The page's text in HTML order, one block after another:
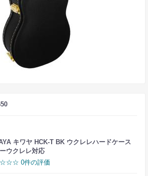
キワヤ HCK-T BK ウクレレハードケース
ウクレレ対応
0件の評価